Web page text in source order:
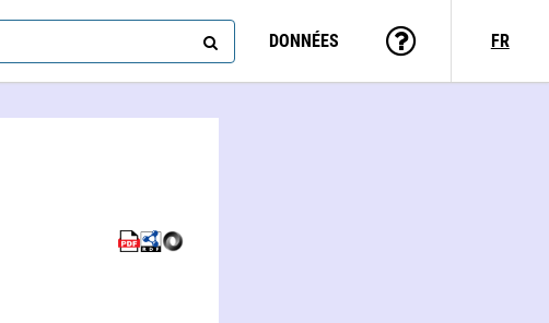
DONNÉES FR